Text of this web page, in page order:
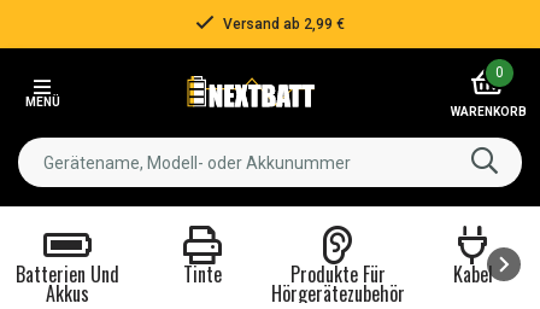
Versand ab 2,99 €
MENÜ
0
WARENKORB
Batterien Und
Akkus
Tinte Produkte Für
Hörgerätezubehör
Kabel